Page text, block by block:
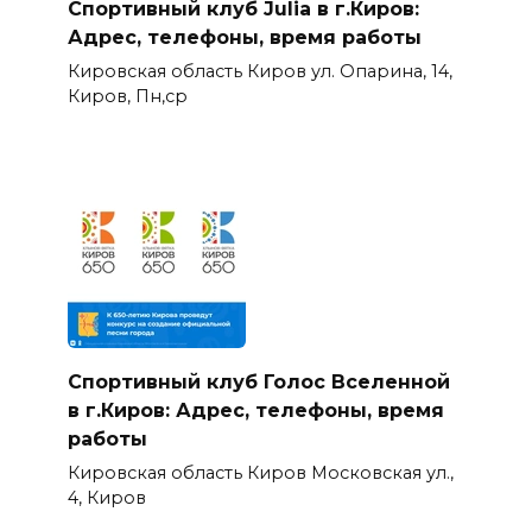
Спортивный клуб Julia в г.Киров:
Адрес, телефоны, время работы
Кировская область Киров ул. Опарина, 14,
Киров, Пн,ср
Спортивный клуб Голос Вселенной
в г.Киров: Адрес, телефоны, время
работы
Кировская область Киров Московская ул.,
4, Киров